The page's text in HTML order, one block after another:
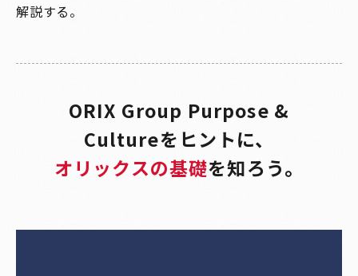
解説する。
ORIX Group Purpose &
Cultureをヒントに、
オリックスの基礎を知ろう。